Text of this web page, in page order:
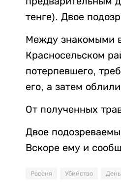
тенге). Двое
Между знакомыми
Красносельском
потерпевшего,
его, а затем
От полученных
Двое
Вскоре ему и
Россия Убийство